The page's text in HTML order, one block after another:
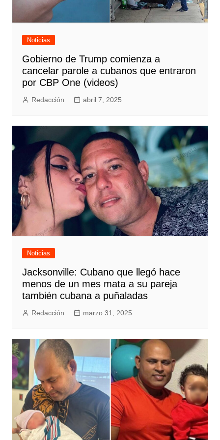
Noticias
Gobierno de Trump comienza a
cancelar parole a cubanos que entraron
por CBP One (videos)
Redacción abril 7, 2025
Noticias
Jacksonville: Cubano que llegó hace
menos de un mes mata a su pareja
también cubana a puñaladas
Redacción marzo 31, 2025